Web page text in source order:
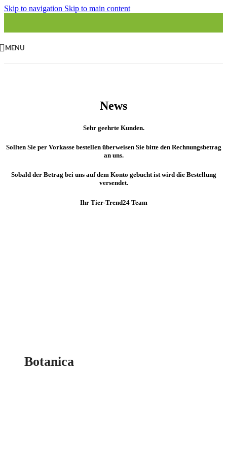
Skip to navigation Skip to main content
MENU
News
Sehr geehrte Kunden.
Sollten Sie per Vorkasse bestellen überweisen Sie bitte den Rechnungsbetrag
an uns.
Sobald der Betrag bei uns auf dem Konto gebucht ist wird die Bestellung
versendet.
Ihr Tier-Trend24 Team
Botanica